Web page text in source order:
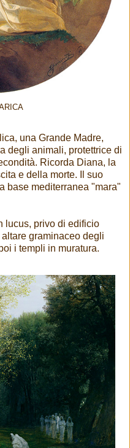
una Grande Madre,
degli animali, protettrice di
Ricorda Diana, la
e della morte. Il suo
base mediterranea "mara"
lucus, privo di edificio
graminaceo degli
i templi in muratura.